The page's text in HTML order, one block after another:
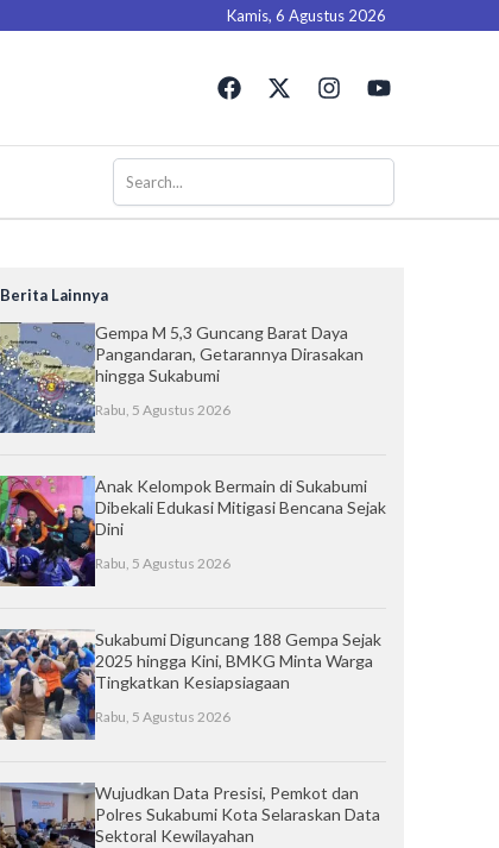
Kamis, 6 Agustus 2026
F
a
e
o
o
X
-
w
t
t
I
n
t
g
r
Y
o
t
b
e
Berita Lainnya
Gempa M 5,3 Guncang Barat Daya
Pangandaran, Getarannya Dirasakan
hingga Sukabumi
Rabu, 5 Agustus 2026
Anak Kelompok Bermain di Sukabumi
Dibekali Edukasi Mitigasi Bencana Sejak
Dini
Rabu, 5 Agustus 2026
Sukabumi Diguncang 188 Gempa Sejak
2025 hingga Kini, BMKG Minta Warga
Tingkatkan Kesiapsiagaan
Rabu, 5 Agustus 2026
Wujudkan Data Presisi, Pemkot dan
Polres Sukabumi Kota Selaraskan Data
Sektoral Kewilayahan